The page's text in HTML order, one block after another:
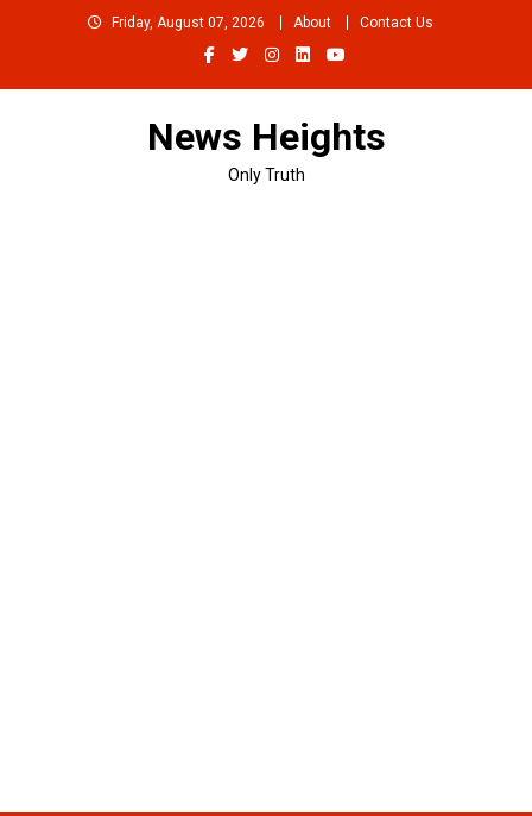
Friday, August 07, 2026 About Contact Us
News Heights
Only Truth